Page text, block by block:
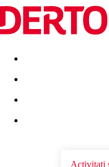
Destinatii Vacanta
Activitati